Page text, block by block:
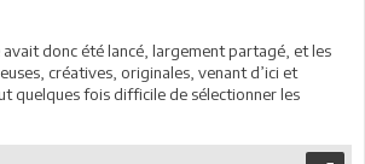
donc été lancé, largement partagé, et les
créatives, originales, venant d’ici et
quelques fois difficile de sélectionner les